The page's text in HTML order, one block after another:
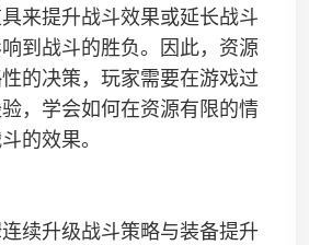
来提升战斗效果或延长战斗
到战斗的胜负。因此，资源
的决策，玩家需要在游戏过
，学会如何在资源有限的情
的效果。
续升级战斗策略与装备提升